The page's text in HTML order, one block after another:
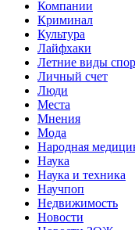
Компании
Криминал
Культура
Лайфхаки
Летние виды
Личный счет
Люди
Места
Мнения
Мода
Народная
Наука
Наука и техника
Научпоп
Недвижимость
Новости